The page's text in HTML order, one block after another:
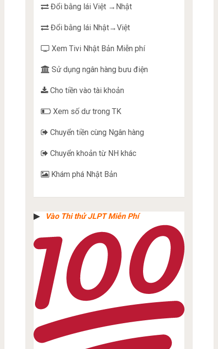
Đổi bằng lái Việt →Nhật
Đổi bằng lái Nhật→Việt
Xem Tivi Nhật Bản Miễn phí
Sử dụng ngân hàng bưu điện
Cho tiền vào tài khoản
Xem số dư trong TK
Chuyển tiền cùng Ngân hàng
Chuyển khoản từ NH khác
Khám phá Nhật Bản
▶︎ Vào Thi thử JLPT Miễn Phí